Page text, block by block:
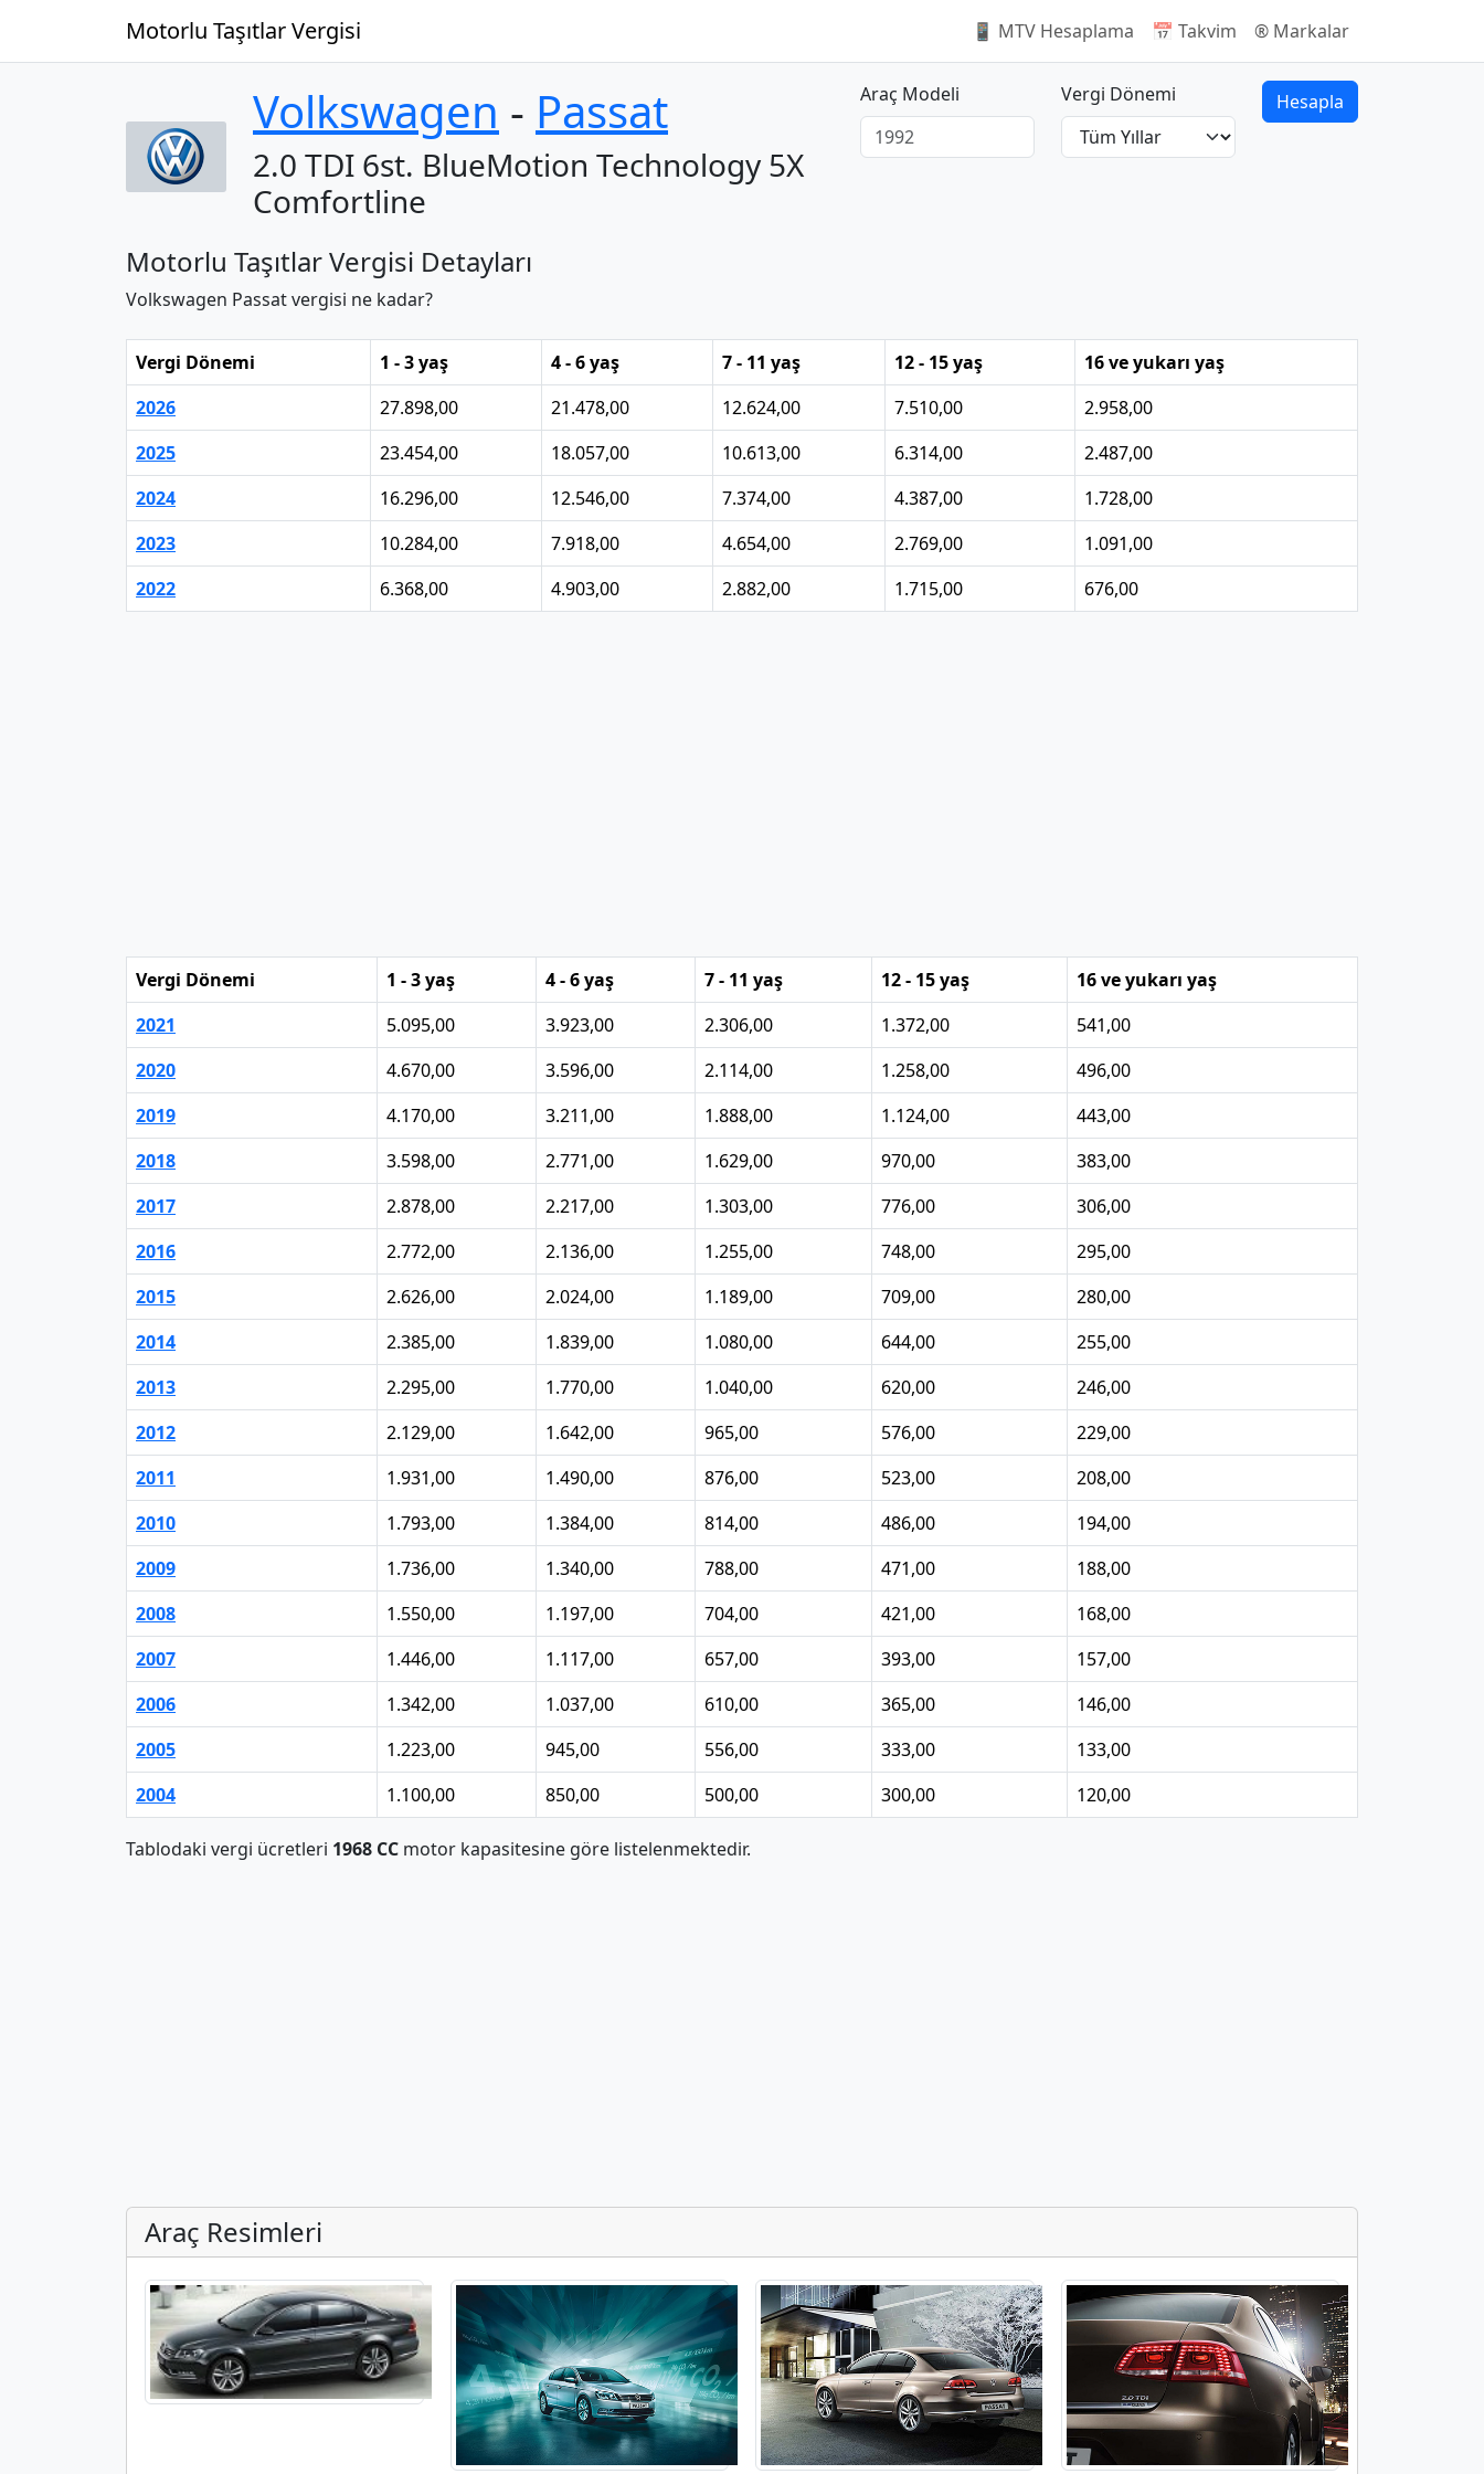
Motorlu Taşıtlar Vergisi 📱 MTV Hesaplama 📅 Takvim ®️ Markalar
Volkswagen ‐ Passat
2.0 TDI 6st. BlueMotion Technology 5X
Comfortline
Motorlu Taşıtlar Vergisi Detayları
Volkswagen Passat vergisi ne kadar?
Araç Modeli Vergi Dönemi Hesapla
Vergi Dönemi 1 - 3 yaş 4 - 6 yaş 7 - 11 yaş 12 - 15 yaş
16 ve yukarı yaş
2026
27.898,00 21.478,00 12.624,00 7.510,00
2.958,00
2025
23.454,00 18.057,00 10.613,00 6.314,00
2.487,00
2024
16.296,00 12.546,00 7.374,00 4.387,00
1.728,00
2023
10.284,00 7.918,00 4.654,00 2.769,00
1.091,00
2022
6.368,00 4.903,00 2.882,00 1.715,00 676,00
Vergi Dönemi 1 - 3 yaş 4 - 6 yaş 7 - 11 yaş 12 - 15 yaş
16 ve yukarı yaş
2021
5.095,00 3.923,00 2.306,00 1.372,00
541,00
2020
4.670,00 3.596,00 2.114,00 1.258,00
496,00
2019
4.170,00 3.211,00 1.888,00 1.124,00
443,00
2018
3.598,00 2.771,00 1.629,00 970,00
383,00
2017
2.878,00 2.217,00 1.303,00 776,00
306,00
2016
2.772,00 2.136,00 1.255,00 748,00
295,00
2015
2.626,00 2.024,00 1.189,00 709,00
280,00
2014
2.385,00 1.839,00 1.080,00 644,00
255,00
2013
2.295,00 1.770,00 1.040,00 620,00
246,00
2012
2.129,00 1.642,00 965,00 576,00
229,00
2011
1.931,00 1.490,00 876,00 523,00
208,00
2010
1.793,00 1.384,00 814,00 486,00
194,00
2009
1.736,00 1.340,00 788,00 471,00
188,00
2008
1.550,00 1.197,00 704,00 421,00
168,00
2007
1.446,00 1.117,00 657,00 393,00
157,00
2006
1.342,00 1.037,00 610,00 365,00
146,00
2005
1.223,00 945,00 556,00 333,00
133,00
2004
1.100,00 850,00 500,00 300,00 120,00
Tablodaki vergi ücretleri 1968 CC motor kapasitesine göre listelenmektedir.
Araç Resimleri